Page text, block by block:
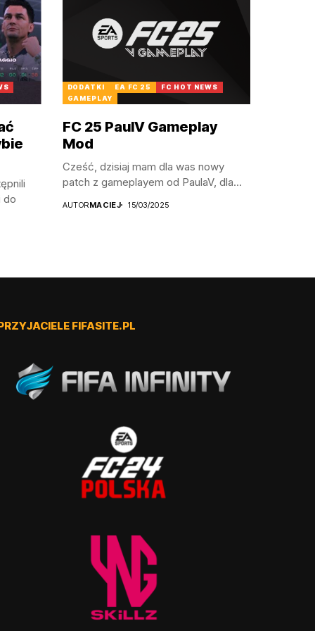
do
DODATKI EA FC 25
FC HOT NEWS
GAMEPLAY
FC 25 PaulV Gameplay
Mod
Cześć, dzisiaj mam dla was nowy
patch z gameplayem od PaulaV, dla...
AUTORMACIEJ 15/03/2025
FIFASITE.PL